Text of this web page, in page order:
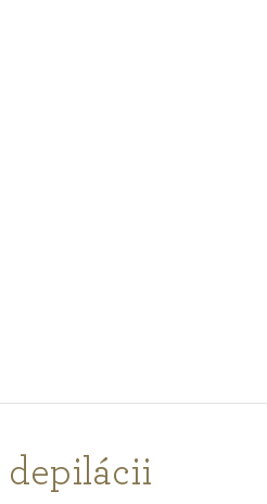
depilácii